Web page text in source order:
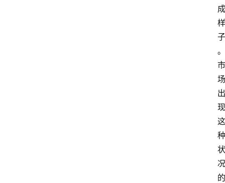
成
样
子
。
市
场
出
现
这
种
状
况
的